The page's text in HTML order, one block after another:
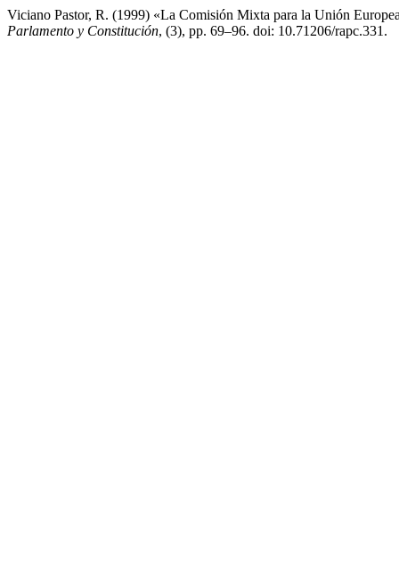
Viciano Pastor, R. (1999) «La Comisión Mixta para la Unión
Parlamento y Constitución, (3), pp. 69–96. doi: 10.71206/rapc.331.